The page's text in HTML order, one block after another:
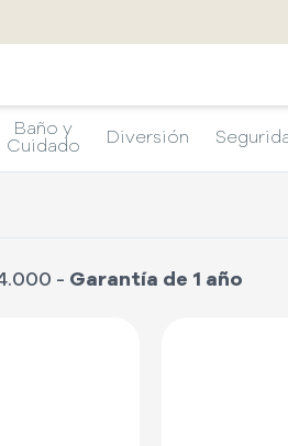
Baño y
Cuidado
Diversión
- Garantía de 1 año